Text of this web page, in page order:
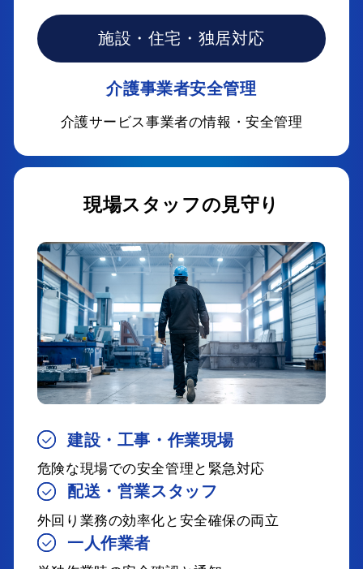
施設・住宅・独居対応
介護事業者安全管理
介護サービス事業者の情報・安全管理
現場スタッフの見守り
建設・工事・作業現場
危険な現場での安全管理と緊急対応
配送・営業スタッフ
外回り業務の効率化と安全確保の両立
一人作業者